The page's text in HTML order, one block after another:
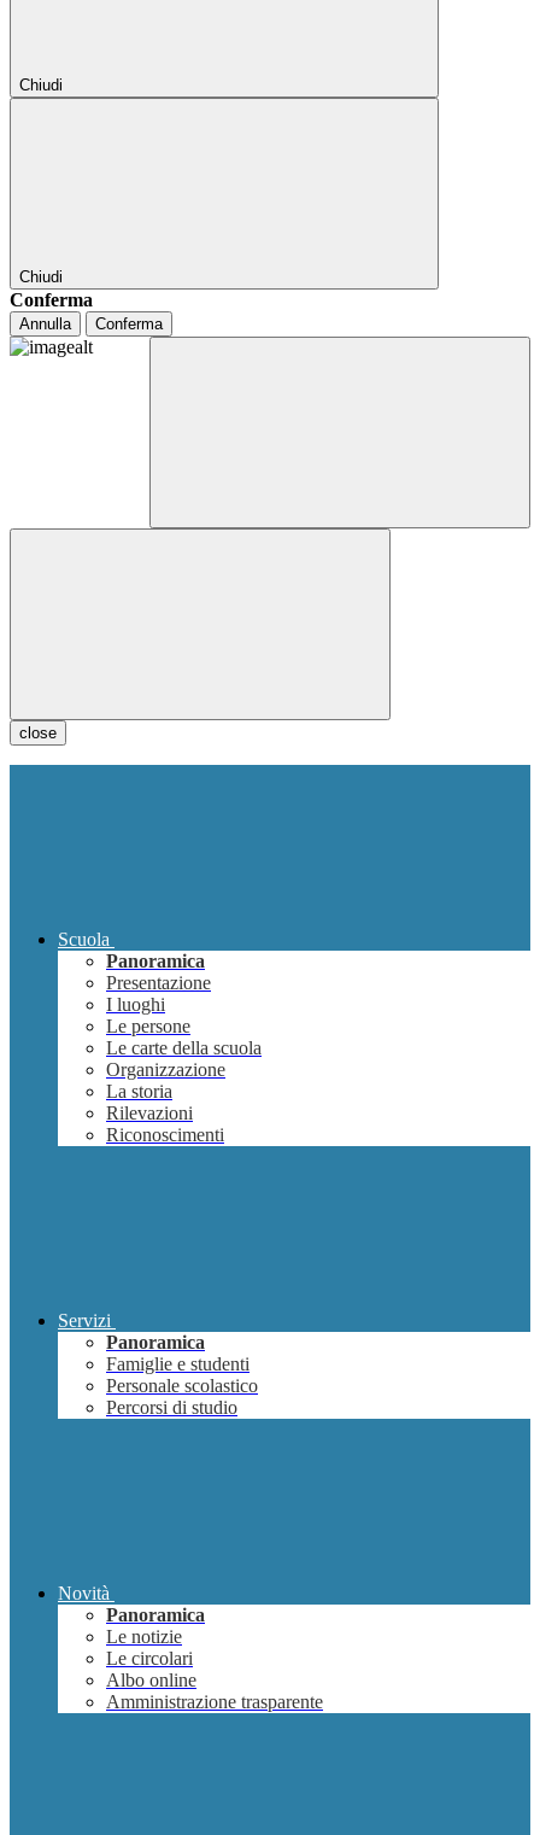
Chiudi
Chiudi
Conferma
Annulla Conferma
close
Scuola
Panoramica
Presentazione
I luoghi
Le persone
Le carte della scuola
Organizzazione
La storia
Rilevazioni
Riconoscimenti
Servizi
Panoramica
Famiglie e studenti
Personale scolastico
Percorsi di studio
Novità
Panoramica
Le notizie
Le circolari
Albo online
Amministrazione trasparente